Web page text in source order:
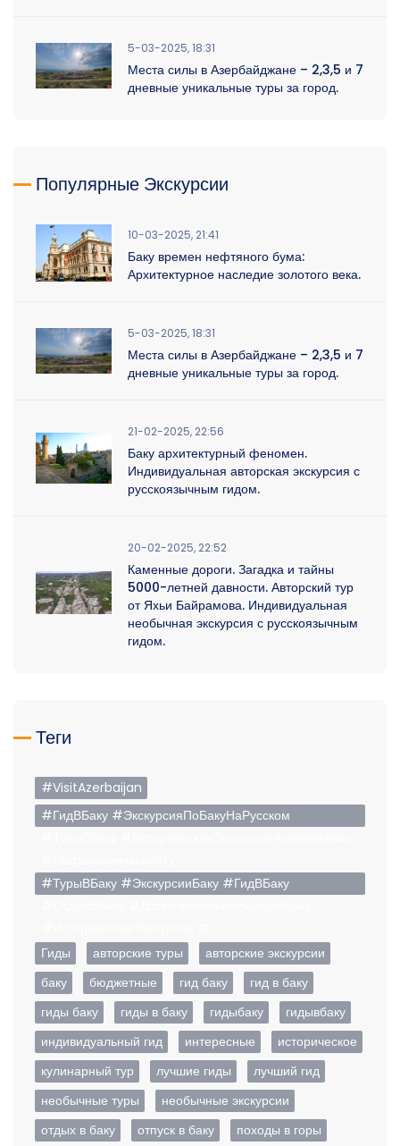
5-03-2025, 18:31
Места силы в Азербайджане – 2,3,5 и 7
дневные уникальные туры за город.
Популярные Экскурсии
10-03-2025, 21:41
Баку времен нефтяного бума:
Архитектурное наследие золотого века.
5-03-2025, 18:31
Места силы в Азербайджане – 2,3,5 и 7
дневные уникальные туры за город.
21-02-2025, 22:56
Баку архитектурный феномен.
Индивидуальная авторская экскурсия с
русскоязычным гидом.
20-02-2025, 22:52
Каменные дороги. Загадка и тайны
5000-летней давности. Авторский тур
от Яхьи Байрамова. Индивидуальная
необычная экскурсия с русскоязычным
гидом.
Теги
#VisitAzerbaijan
#ГидВБаку #ЭкскурсияПоБакуНаРусском
#ТурыВБаку #ЭкскурсииБаку #ГидВБаку
Гиды
авторские туры
авторские экскурсии
баку
бюджетные гид баку
гид в баку
гиды баку
гиды в баку гидыбаку
гидывбаку
индивидуальный гид
интересные
историческое
кулинарный тур
лучшие гиды
лучший гид
необычные туры
необычные экскурсии
отдых в баку
отпуск в баку
походы в горы